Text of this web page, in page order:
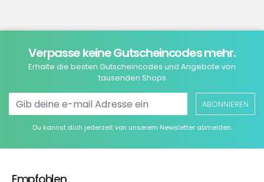
Verpasse keine Gutscheincodes mehr.
Erhalte die besten Gutscheincodes und Angebote von
tausenden Shops
ABONNIEREN
Du kannst dich jederzeit von unserem Newsletter abmelden.